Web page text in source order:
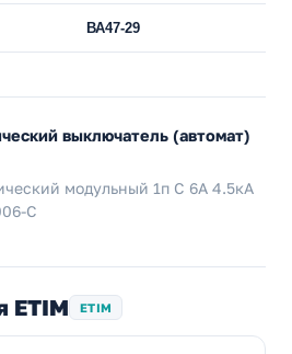
ВА47-29
выключатель (автомат)
модульный 1п C 6А 4.5кА
C
ETIM ETIM